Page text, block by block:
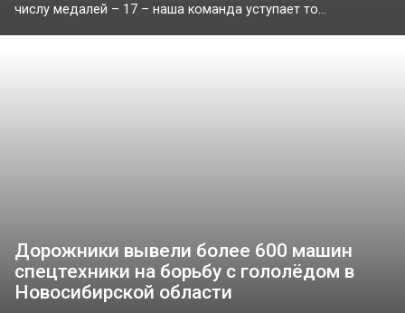
числу медалей – 17 – наша команда уступает то...
Дорожники вывели более 600 машин
спецтехники на борьбу с гололёдом в
Новосибирской области